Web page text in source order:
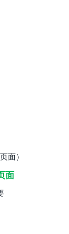
面）
面